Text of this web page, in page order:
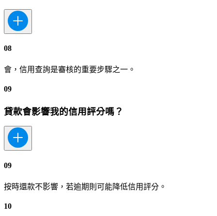
08
會，信用查詢是審核的重要步驟之一。
09
貸款會影響我的信用評分嗎？
09
按時還款不影響，若逾期則可能降低信用評分。
10